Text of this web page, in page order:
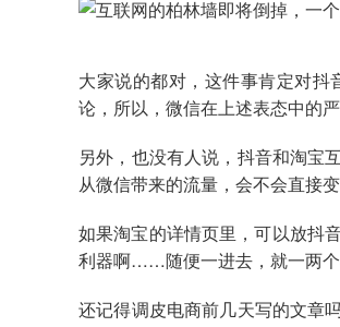
大家说的都对，这件事肯定对
论，所以，微信在上述表态中的
另外，也没有人说，抖音和淘
从微信带来的流量，会不会直接
如果淘宝的详情页里，可以放抖
利器啊……随便一进去，就一两个
还记得调皮电商前几天写的文章